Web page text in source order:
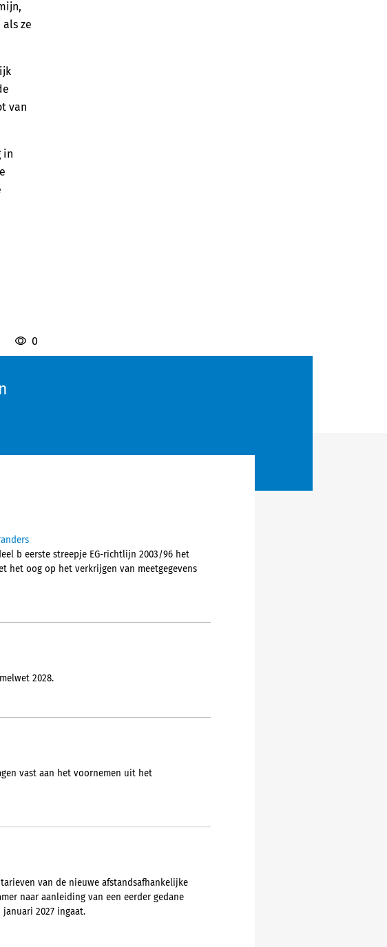
ze
van
in
0
b eerste streepje EG-richtlijn 2003/96 het
het oog op het verkrijgen van meetgegevens
2028.
vast aan het voornemen uit het
van de nieuwe afstandsafhankelijke
naar aanleiding van een eerder gedane
2027 ingaat.